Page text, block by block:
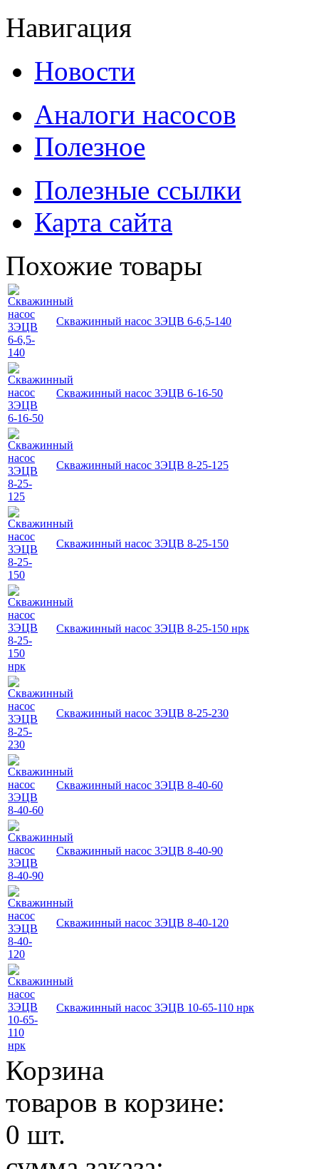
Навигация
Новости
Аналоги насосов
Полезное
Полезные ссылки
Карта сайта
Похожие товары
Скважинный насос 3ЭЦВ 6-6,5-140
Скважинный насос 3ЭЦВ 6-16-50
Скважинный насос 3ЭЦВ 8-25-125
Скважинный насос 3ЭЦВ 8-25-150
Скважинный насос 3ЭЦВ 8-25-150 нрк
Скважинный насос 3ЭЦВ 8-25-230
Скважинный насос 3ЭЦВ 8-40-60
Скважинный насос 3ЭЦВ 8-40-90
Скважинный насос 3ЭЦВ 8-40-120
Скважинный насос 3ЭЦВ 10-65-110 нрк
Корзина
товаров в корзине:
0 шт.